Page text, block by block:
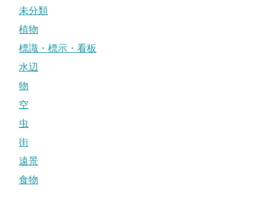
未分類
植物
標識・標示・看板
水辺
物
空
虫
街
遠景
食物